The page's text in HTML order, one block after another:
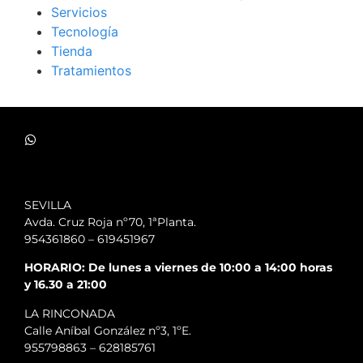
Servicios
Tecnología
Tienda
Tratamientos
SEVILLA
Avda. Cruz Roja nº70, 1ªPlanta.
954361860 – 619451967
HORARIO: De lunes a viernes de 10:00 a 14:00 horas
y 16.30 a 21:00
LA RINCONADA
Calle Aníbal González nº3, 1ºE.
955798863 – 628185761